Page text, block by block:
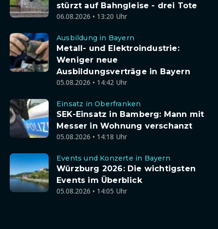
stürzt auf Bahngleise - drei Tote
06.08.2026 • 13:20 Uhr
Ausbildung in Bayern
Metall- und Elektroindustrie:
Weniger neue
Ausbildungsverträge in Bayern
05.08.2026 • 14:42 Uhr
Einsatz in Oberfranken
SEK-Einsatz in Bamberg: Mann mit
Messer in Wohnung verschanzt
05.08.2026 • 14:18 Uhr
Events und Konzerte in Bayern
Würzburg 2026: Die wichtigsten
Events im Überblick
05.08.2026 • 14:05 Uhr